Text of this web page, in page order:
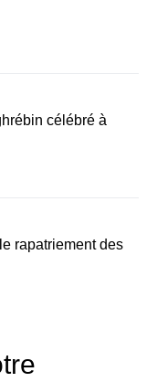
célébré à
rapatriement des